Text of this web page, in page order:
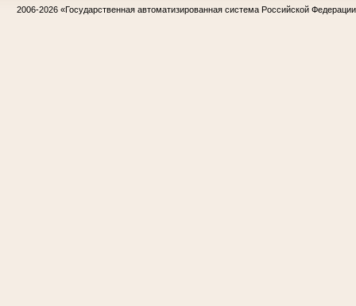
2006-2026 «Государственная автоматизированная система Российской